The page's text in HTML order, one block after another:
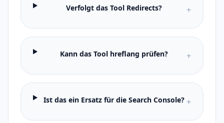
Verfolgt das Tool Redirects? +
Kann das Tool hreflang prüfen? +
Ist das ein Ersatz für die Search Console? +